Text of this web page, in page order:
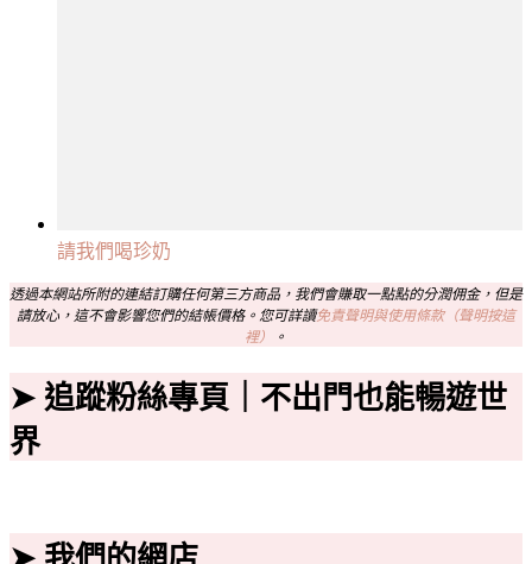
請我們喝珍奶
透過本網站所附的連結訂購任何第三方商品，我們會賺取一點點的分潤佣金，但是
請放心，這不會影響您們的結帳價格。您可詳讀免責聲明與使用條款（聲明按這
裡）
。
➤ 追蹤粉絲專頁｜不出門也能暢遊世
界